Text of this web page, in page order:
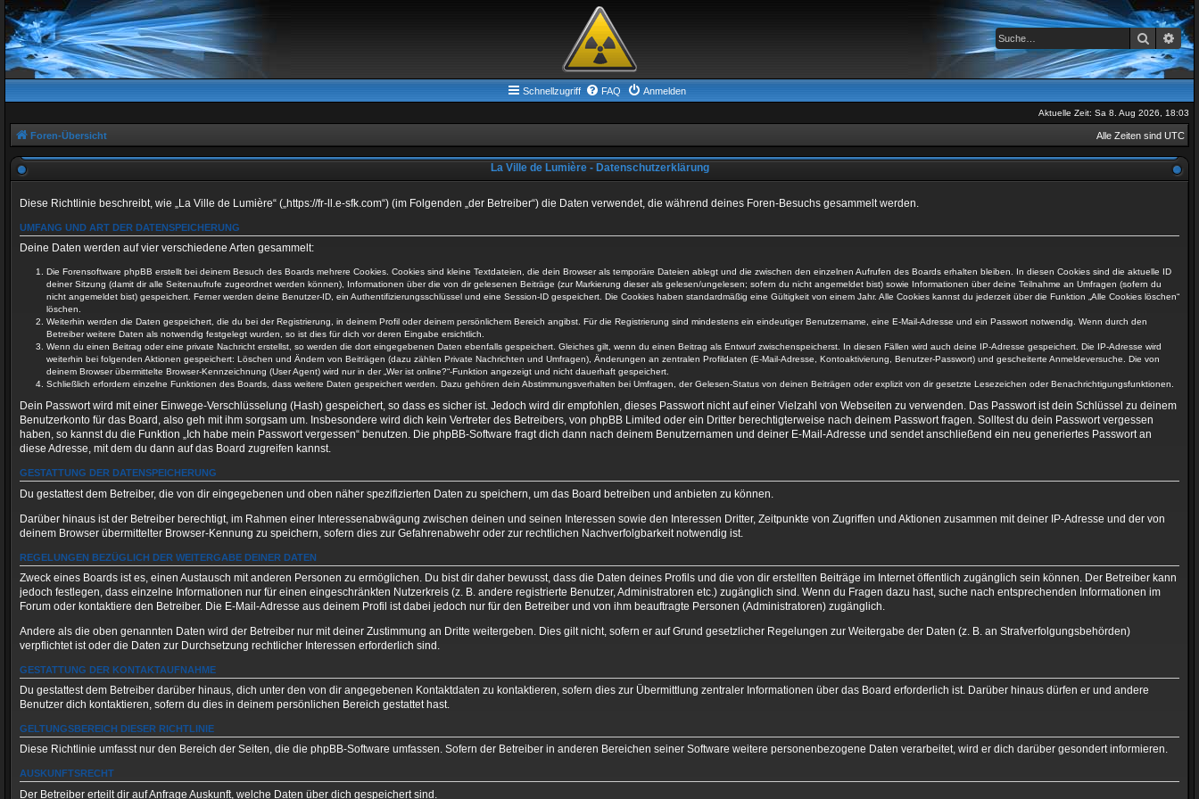
Suche
Schnellzugriff FAQ Anmelden
Aktuelle Zeit: Sa 8. Aug 2026, 18:03
Foren-Übersicht Alle Zeiten sind UTC
La Ville de Lumière - Datenschutzerklärung
Diese Richtlinie beschreibt, wie „La Ville de Lumière“ („https://fr-ll.e-sfk.com“) (im Folgenden „der Betreiber“) die Daten verwendet, die während deines Foren-Besuchs gesammelt werden.
UMFANG UND ART DER DATENSPEICHERUNG
Deine Daten werden auf vier verschiedene Arten gesammelt:
Die Forensoftware phpBB erstellt bei deinem Besuch des Boards mehrere Cookies. Cookies sind kleine Textdateien, die dein Browser als temporäre Dateien ablegt und die zwischen den einzelnen Aufrufen des Boards erhalten bleiben. In diesen Cookies sind die aktuelle ID
deiner Sitzung (damit dir alle Seitenaufrufe zugeordnet werden können), Informationen über die von dir gelesenen Beiträge (zur Markierung dieser als gelesen/ungelesen; sofern du nicht angemeldet bist) sowie Informationen über deine Teilnahme an Umfragen (sofern du
nicht angemeldet bist) gespeichert. Ferner werden deine Benutzer-ID, ein Authentifizierungsschlüssel und eine Session-ID gespeichert. Die Cookies haben standardmäßig eine Gültigkeit von einem Jahr. Alle Cookies kannst du jederzeit über die Funktion „Alle Cookies löschen“
löschen.
Weiterhin werden die Daten gespeichert, die du bei der Registrierung, in deinem Profil oder deinem persönlichem Bereich angibst. Für die Registrierung sind mindestens ein eindeutiger Benutzername, eine E-Mail-Adresse und ein Passwort notwendig. Wenn durch den
Betreiber weitere Daten als notwendig festgelegt wurden, so ist dies für dich vor deren Eingabe ersichtlich.
Wenn du einen Beitrag oder eine private Nachricht erstellst, so werden die dort eingegebenen Daten ebenfalls gespeichert. Gleiches gilt, wenn du einen Beitrag als Entwurf zwischenspeicherst. In diesen Fällen wird auch deine IP-Adresse gespeichert. Die IP-Adresse wird
weiterhin bei folgenden Aktionen gespeichert: Löschen und Ändern von Beiträgen (dazu zählen Private Nachrichten und Umfragen), Änderungen an zentralen Profildaten (E-Mail-Adresse, Kontoaktivierung, Benutzer-Passwort) und gescheiterte Anmeldeversuche. Die von
deinem Browser übermittelte Browser-Kennzeichnung (User Agent) wird nur in der „Wer ist online?“-Funktion angezeigt und nicht dauerhaft gespeichert.
Schließlich erfordern einzelne Funktionen des Boards, dass weitere Daten gespeichert werden. Dazu gehören dein Abstimmungsverhalten bei Umfragen, der Gelesen-Status von deinen Beiträgen oder explizit von dir gesetzte Lesezeichen oder Benachrichtigungsfunktionen.
Dein Passwort wird mit einer Einwege-Verschlüsselung (Hash) gespeichert, so dass es sicher ist. Jedoch wird dir empfohlen, dieses Passwort nicht auf einer Vielzahl von Webseiten zu verwenden. Das Passwort ist dein Schlüssel zu deinem
Benutzerkonto für das Board, also geh mit ihm sorgsam um. Insbesondere wird dich kein Vertreter des Betreibers, von phpBB Limited oder ein Dritter berechtigterweise nach deinem Passwort fragen. Solltest du dein Passwort vergessen
haben, so kannst du die Funktion „Ich habe mein Passwort vergessen“ benutzen. Die phpBB-Software fragt dich dann nach deinem Benutzernamen und deiner E-Mail-Adresse und sendet anschließend ein neu generiertes Passwort an
diese Adresse, mit dem du dann auf das Board zugreifen kannst.
GESTATTUNG DER DATENSPEICHERUNG
Du gestattest dem Betreiber, die von dir eingegebenen und oben näher spezifizierten Daten zu speichern, um das Board betreiben und anbieten zu können.
Darüber hinaus ist der Betreiber berechtigt, im Rahmen einer Interessenabwägung zwischen deinen und seinen Interessen sowie den Interessen Dritter, Zeitpunkte von Zugriffen und Aktionen zusammen mit deiner IP-Adresse und der von
deinem Browser übermittelter Browser-Kennung zu speichern, sofern dies zur Gefahrenabwehr oder zur rechtlichen Nachverfolgbarkeit notwendig ist.
REGELUNGEN BEZÜGLICH DER WEITERGABE DEINER DATEN
Zweck eines Boards ist es, einen Austausch mit anderen Personen zu ermöglichen. Du bist dir daher bewusst, dass die Daten deines Profils und die von dir erstellten Beiträge im Internet öffentlich zugänglich sein können. Der Betreiber kann
jedoch festlegen, dass einzelne Informationen nur für einen eingeschränkten Nutzerkreis (z. B. andere registrierte Benutzer, Administratoren etc.) zugänglich sind. Wenn du Fragen dazu hast, suche nach entsprechenden Informationen im
Forum oder kontaktiere den Betreiber. Die E-Mail-Adresse aus deinem Profil ist dabei jedoch nur für den Betreiber und von ihm beauftragte Personen (Administratoren) zugänglich.
Andere als die oben genannten Daten wird der Betreiber nur mit deiner Zustimmung an Dritte weitergeben. Dies gilt nicht, sofern er auf Grund gesetzlicher Regelungen zur Weitergabe der Daten (z. B. an Strafverfolgungsbehörden)
verpflichtet ist oder die Daten zur Durchsetzung rechtlicher Interessen erforderlich sind.
GESTATTUNG DER KONTAKTAUFNAHME
Du gestattest dem Betreiber darüber hinaus, dich unter den von dir angegebenen Kontaktdaten zu kontaktieren, sofern dies zur Übermittlung zentraler Informationen über das Board erforderlich ist. Darüber hinaus dürfen er und andere
Benutzer dich kontaktieren, sofern du dies in deinem persönlichen Bereich gestattet hast.
GELTUNGSBEREICH DIESER RICHTLINIE
Diese Richtlinie umfasst nur den Bereich der Seiten, die die phpBB-Software umfassen. Sofern der Betreiber in anderen Bereichen seiner Software weitere personenbezogene Daten verarbeitet, wird er dich darüber gesondert informieren.
AUSKUNFTSRECHT
Der Betreiber erteilt dir auf Anfrage Auskunft, welche Daten über dich gespeichert sind.